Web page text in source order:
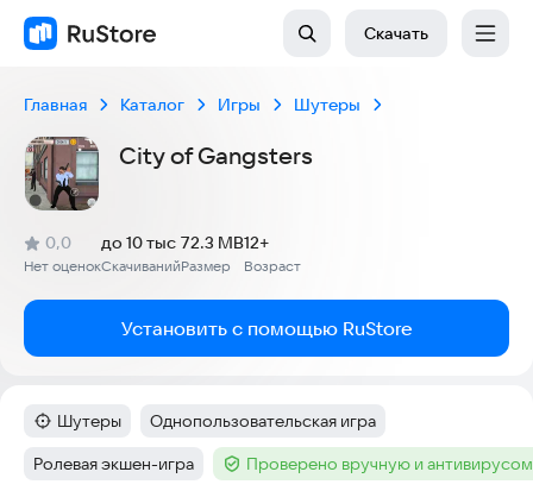
Скачать
Главная Каталог Игры Шутеры
City of Gangsters
Рейтинг:
0,0
(
Нет оценок
)
Скачиваний
до 10 тыс
Размер
72.3 MB
Возраст
12+
Установить с помощью RuStore
Категория:
Шутеры Тег:
Однопользовательская игра
Тег:
Ролевая экшен-игра Тег :Проверено вручную и антивирусом